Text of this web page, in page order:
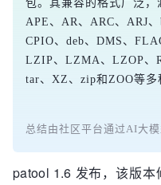
包。其兼容的格式广泛，
APE、AR、ARC、ARJ
CPIO、deb、DMS、
LZIP、LZMA、LZOP、
tar、XZ、zip和ZOO等多
总结由社区平台通过AI大
patool 1.6 发布，该版